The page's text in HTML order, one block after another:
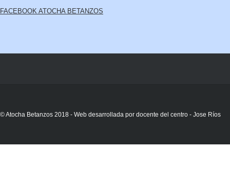
FACEBOOK ATOCHA BETANZOS
© Atocha Betanzos 2018 - Web desarrollada por docente del centro - Jose Ríos